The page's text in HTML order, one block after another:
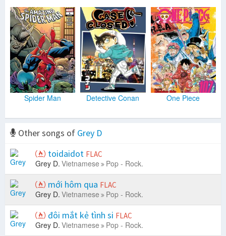
Spider Man Detective Conan One Piece
Other songs of Grey D
toidaidot FLAC
Grey D. Vietnamese Pop - Rock.
mới hôm qua FLAC
Grey D. Vietnamese Pop - Rock.
đôi mắt kẻ tình si FLAC
Grey D. Vietnamese Pop - Rock.